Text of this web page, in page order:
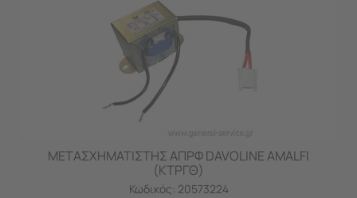
ΜΕΤΑΣΧΗΜΑΤΙΣΤΗΣ ΑΠΡΦ DAVOLINE AMALFI
(ΚΤΡΓΘ)
Κωδικός: 20573224